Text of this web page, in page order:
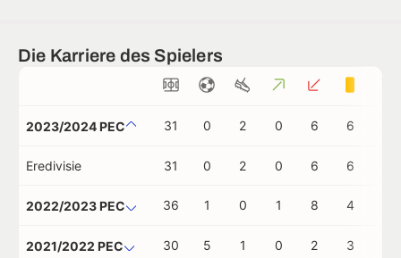
Die Karriere des Spielers
2023/2024 PEC 31 0 2 0 6 6
Eredivisie 31 0 2 0 6 6
2022/2023 PEC 36 1 0 1 8 4
2021/2022 PEC 30 5 1 0 2 3